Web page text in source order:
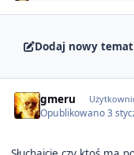
Dodaj nowy temat
gmeru
Opublikowano3